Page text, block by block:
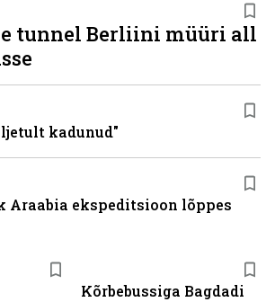
Kõrbebussiga Bagdadi
tunnel Berliini müüri all
kadunud"
Araabia ekspeditsioon lõppes